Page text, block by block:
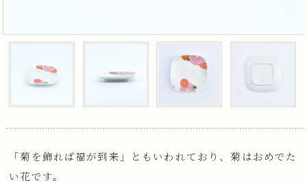
「菊を飾れば福が到来」ともいわれており、菊はおめでた
い花です。